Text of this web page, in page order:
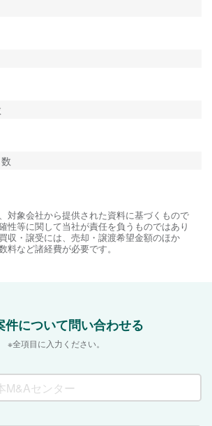
対象会社から提供された資料に基づくもので
性等に関して当社が責任を負うものではあり
収・譲受には、売却・譲渡希望金額のほか
料など諸経費が必要です。